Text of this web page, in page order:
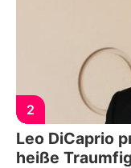
2
Leo DiCaprio
heiße